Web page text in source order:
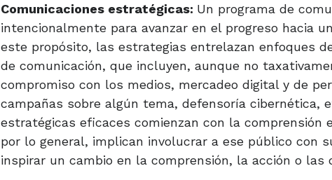
Comunicaciones estratégicas: Un programa de
intencionalmente para avanzar en el progreso hacia
este propósito, las estrategias entrelazan enfoques
de comunicación, que incluyen, aunque no
compromiso con los medios, mercadeo digital y de
campañas sobre algún tema, defensoría cibernética,
estratégicas eficaces comienzan con la comprensión
por lo general, implican involucrar a ese público con
inspirar un cambio en la comprensión, la acción o las